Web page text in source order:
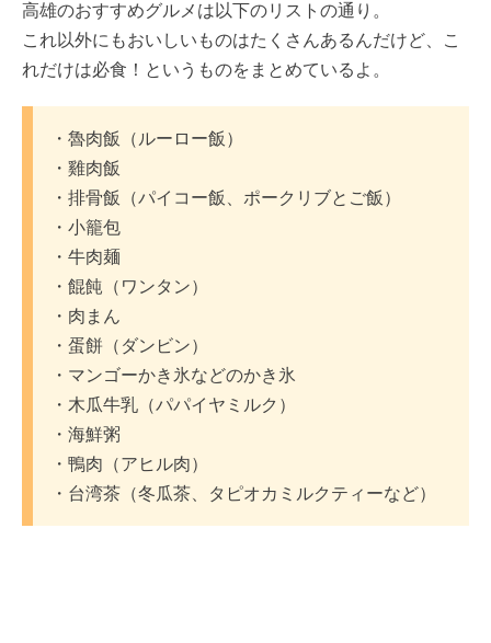
高雄のおすすめグルメは以下のリストの通り。
これ以外にもおいしいものはたくさんあるんだけど、こ
れだけは必食！というものをまとめているよ。
・魯肉飯（ルーロー飯）
・雞肉飯
・排骨飯（パイコー飯、ポークリブとご飯）
・小籠包
・牛肉麺
・餛飩（ワンタン）
・肉まん
・蛋餅（ダンビン）
・マンゴーかき氷などのかき氷
・木瓜牛乳（パパイヤミルク）
・海鮮粥
・鴨肉（アヒル肉）
・台湾茶（冬瓜茶、タピオカミルクティーなど）